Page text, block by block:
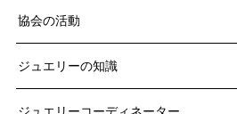
協会の活動
ジュエリーの知識